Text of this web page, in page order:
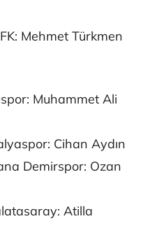
Mehmet Türkmen
Muhammet Ali
Cihan Aydın
Demirspor: Ozan
Atilla